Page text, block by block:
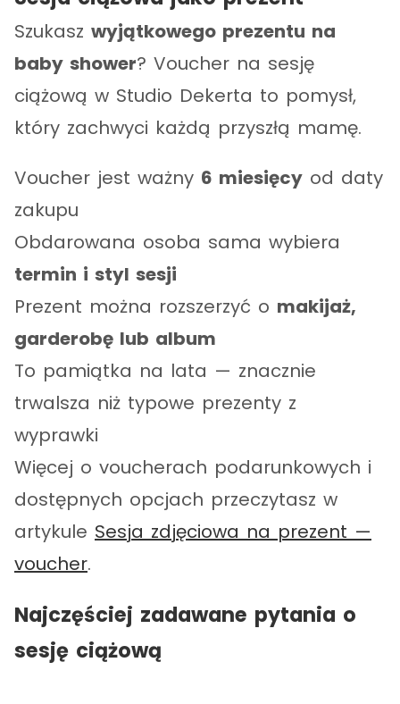
Szukasz wyjątkowego prezentu na
baby shower? Voucher na sesję
ciążową w Studio Dekerta to pomysł,
który zachwyci każdą przyszłą mamę.
Voucher jest ważny 6 miesięcy od daty
zakupu
Obdarowana osoba sama wybiera
termin i styl sesji
Prezent można rozszerzyć o makijaż,
garderobę lub album
To pamiątka na lata — znacznie
trwalsza niż typowe prezenty z
wyprawki
Więcej o voucherach podarunkowych i
dostępnych opcjach przeczytasz w
artykule Sesja zdjęciowa na prezent —
voucher.
Najczęściej zadawane pytania o
sesję ciążową